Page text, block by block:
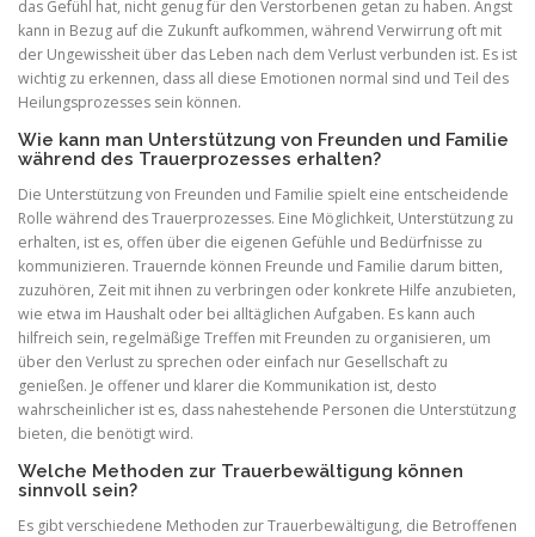
das Gefühl hat, nicht genug für den Verstorbenen getan zu haben. Angst
kann in Bezug auf die Zukunft aufkommen, während Verwirrung oft mit
der Ungewissheit über das Leben nach dem Verlust verbunden ist. Es ist
wichtig zu erkennen, dass all diese Emotionen normal sind und Teil des
Heilungsprozesses sein können.
Wie kann man Unterstützung von Freunden und Familie
während des Trauerprozesses erhalten?
Die Unterstützung von Freunden und Familie spielt eine entscheidende
Rolle während des Trauerprozesses. Eine Möglichkeit, Unterstützung zu
erhalten, ist es, offen über die eigenen Gefühle und Bedürfnisse zu
kommunizieren. Trauernde können Freunde und Familie darum bitten,
zuzuhören, Zeit mit ihnen zu verbringen oder konkrete Hilfe anzubieten,
wie etwa im Haushalt oder bei alltäglichen Aufgaben. Es kann auch
hilfreich sein, regelmäßige Treffen mit Freunden zu organisieren, um
über den Verlust zu sprechen oder einfach nur Gesellschaft zu
genießen. Je offener und klarer die Kommunikation ist, desto
wahrscheinlicher ist es, dass nahestehende Personen die Unterstützung
bieten, die benötigt wird.
Welche Methoden zur Trauerbewältigung können
sinnvoll sein?
Es gibt verschiedene Methoden zur Trauerbewältigung, die Betroffenen